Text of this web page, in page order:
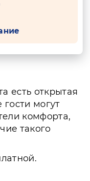
есть открытая
могут
комфорта,
такого